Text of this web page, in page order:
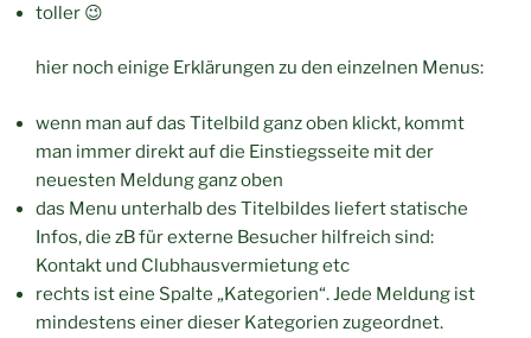
toller 😉
hier noch einige Erklärungen zu den einzelnen Menus:
wenn man auf das Titelbild ganz oben klickt, kommt
man immer direkt auf die Einstiegsseite mit der
neuesten Meldung ganz oben
das Menu unterhalb des Titelbildes liefert statische
Infos, die zB für externe Besucher hilfreich sind:
Kontakt und Clubhausvermietung etc
rechts ist eine Spalte „Kategorien“. Jede Meldung ist
mindestens einer dieser Kategorien zugeordnet.